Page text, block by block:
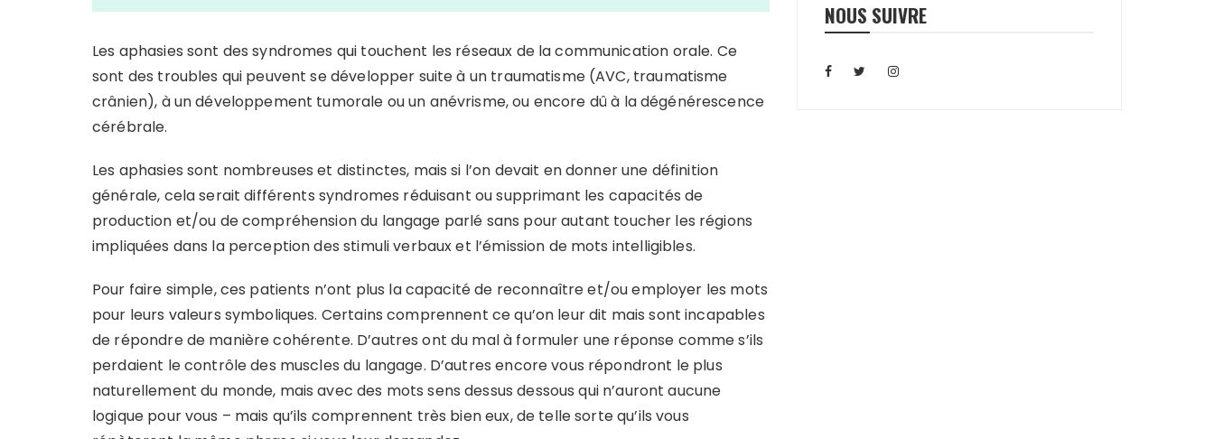
Les aphasies sont des syndromes qui touchent les réseaux de la communication orale. Ce
sont des troubles qui peuvent se développer suite à un traumatisme (AVC, traumatisme
crânien), à un développement tumorale ou un anévrisme, ou encore dû à la dégénérescence
cérébrale.
Les aphasies sont nombreuses et distinctes, mais si l’on devait en donner une définition
générale, cela serait différents syndromes réduisant ou supprimant les capacités de
production et/ou de compréhension du langage parlé sans pour autant toucher les régions
impliquées dans la perception des stimuli verbaux et l’émission de mots intelligibles.
Pour faire simple, ces patients n’ont plus la capacité de reconnaître et/ou employer les mots
pour leurs valeurs symboliques. Certains comprennent ce qu’on leur dit mais sont incapables
de répondre de manière cohérente. D’autres ont du mal à formuler une réponse comme s’ils
perdaient le contrôle des muscles du langage. D’autres encore vous répondront le plus
naturellement du monde, mais avec des mots sens dessus dessous qui n’auront aucune
logique pour vous – mais qu’ils comprennent très bien eux, de telle sorte qu’ils vous
NOUS SUIVRE